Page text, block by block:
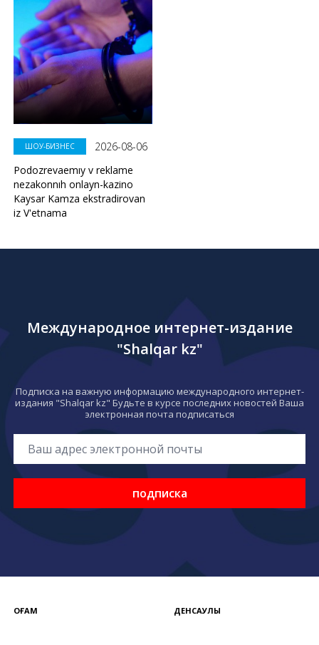
ШОУ-БИЗНЕС
2026-08-06
Podozrevaemıy v reklame
nezakonnıh onlayn-kazino
Kaysar Kamza ekstradirovan
iz V'etnama
Международное интернет-издание
"Shalqar kz"
Подписка на важную информацию международного интернет-
издания "Shalqar kz" Будьте в курсе последних новостей Ваша
электронная почта подписаться
подписка
ҚОҒАМ ДЕНСАУЛЫҚ